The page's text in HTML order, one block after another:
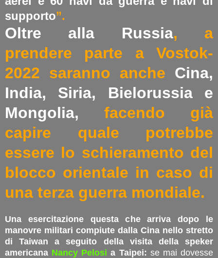
supporto”.
Oltre alla Russia, a
prendere parte a Vostok-
2022 saranno anche Cina,
India, Siria, Bielorussia e
Mongolia, facendo già
capire quale potrebbe
essere lo schieramento del
blocco orientale in caso di
una terza guerra mondiale.
Una esercitazione questa che arriva dopo le
manovre militari compiute dalla Cina nello stretto
di Taiwan a seguito della visita della speker
americana Nancy Pelosi a Taipei: se mai dovesse